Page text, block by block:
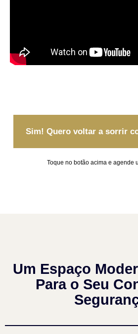
Sim! Quero voltar a sorrir
Toque no botão acima e agende
Um Espaço
Para o Seu